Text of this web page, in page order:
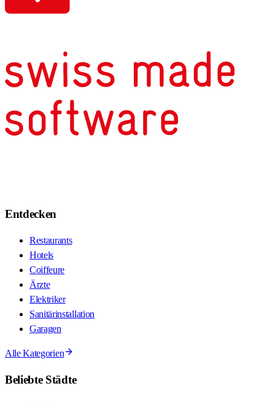
Entdecken
Restaurants
Hotels
Coiffeure
Ärzte
Elektriker
Sanitärinstallation
Garagen
Alle Kategorien
Beliebte Städte